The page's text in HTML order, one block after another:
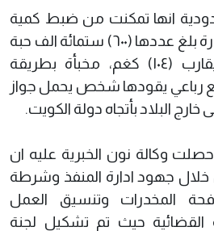
انها تمكنت من ضبط كمية
كبيرة من الحبوب المخدرة بلغ عددها (٦٠٠) ستمائة الف حبة
نوع (كبتاكون) بوزن يقارب (١٠٤) كغم، مخبأة بطريقة
رباعي يقودها شخص يحمل جواز
خارج البلاد بأتجاه دولة الكويت.
وكالة نون الخبرية عليه ان
جهود ادارة المنفذ وشرطة
المخدرات وتنسيق العمل
حيث تم تشكيل لجنة